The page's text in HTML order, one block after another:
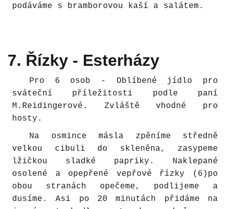
podáváme s bramborovou kaší a salátem.
7. Řízky - Esterházy
Pro 6 osob - Oblíbené jídlo pro
sváteční příležitosti podle paní
M.Reidingerové. Zvláště vhodné pro
hosty.
Na osmince másla zpěníme středně
velkou cibuli do skleněna, zasypeme
lžičkou sladké papriky. Naklepané
osolené a opepřené vepřové řízky (6)po
obou stranách opečeme, podlijeme a
dusíme. Asi po 20 minutách přidáme na